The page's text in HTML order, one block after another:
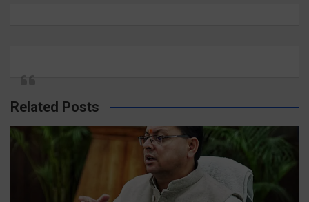
Related Posts